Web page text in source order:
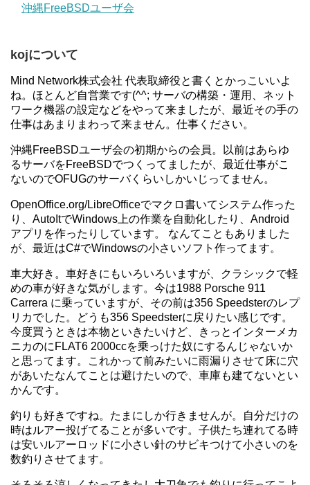
沖縄FreeBSDユーザ会
kojについて
Mind Network株式会社 代表取締役と書くとかっこいいよ
ね。ほとんど自営業です(^^; サーバの構築・運用、ネット
ワーク機器の設定などをやって来ましたが、最近その手の
仕事はあまりまわって来ません。仕事ください。
沖縄FreeBSDユーザ会の初期からの会員。以前はあらゆ
るサーバをFreeBSDでつくってましたが、最近仕事がこ
ないのでOFUGのサーバくらいしかいじってません。
OpenOffice.org/LibreOfficeでマクロ書いてシステム作った
り、AutoItでWindows上の作業を自動化したり、Android
アプリを作ったりしています。 なんてこともありました
が、最近はC#でWindowsの小さいソフト作ってます。
車大好き。車好きにもいろいろいますが、クラシックで軽
めの車が好きな気がします。今は1988 Porsche 911
Carrera に乗っていますが、その前は356 Speedsterのレプ
リカでした。どうも356 Speedsterに戻りたい感じです。
今度買うときは本物といきたいけど、きっとインターメカ
ニカのにFLAT6 2000ccを乗っけた奴にするんじゃないか
と思ってます。これかって前みたいに雨漏りさせて床に穴
があいたなんてことは避けたいので、車庫も建てないとい
かんです。
釣りも好きですね。たまにしか行きませんが。自分だけの
時はルアー投げてることが多いです。子供たち連れてる時
は安いルアーロッドに小さい針のサビキつけて小さいのを
数釣りさせてます。